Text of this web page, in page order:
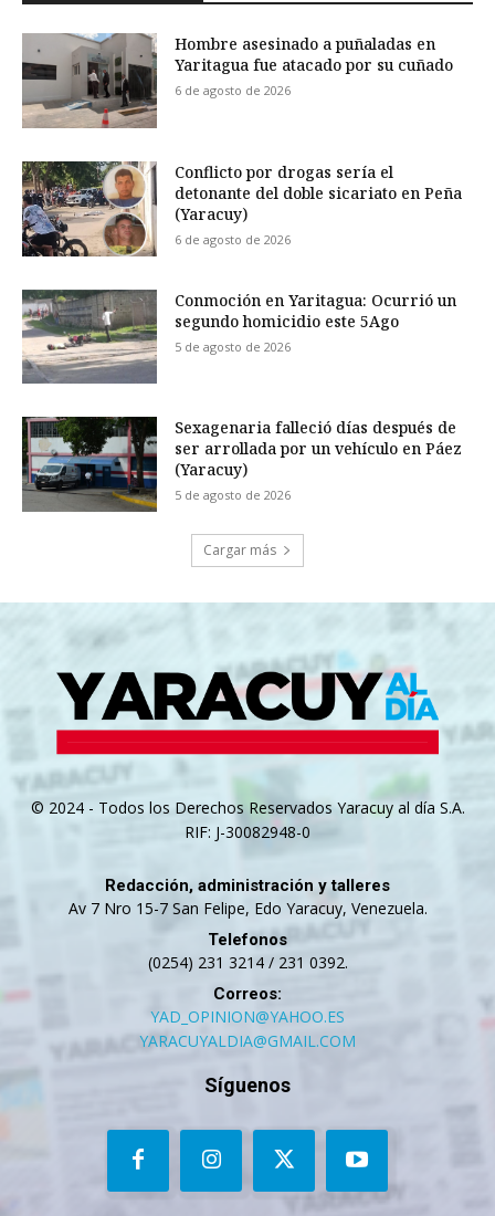
Hombre asesinado a puñaladas en
Yaritagua fue atacado por su cuñado
6 de agosto de 2026
Conflicto por drogas sería el
detonante del doble sicariato en Peña
(Yaracuy)
6 de agosto de 2026
Conmoción en Yaritagua: Ocurrió un
segundo homicidio este 5Ago
5 de agosto de 2026
Sexagenaria falleció días después de
ser arrollada por un vehículo en Páez
(Yaracuy)
5 de agosto de 2026
Cargar más
© 2024 - Todos los Derechos Reservados Yaracuy al día S.A.
RIF: J-30082948-0
Redacción, administración y talleres
Av 7 Nro 15-7 San Felipe, Edo Yaracuy, Venezuela.
Telefonos
(0254) 231 3214 / 231 0392.
Correos:
YAD_OPINION@YAHOO.ES
YARACUYALDIA@GMAIL.COM
Síguenos